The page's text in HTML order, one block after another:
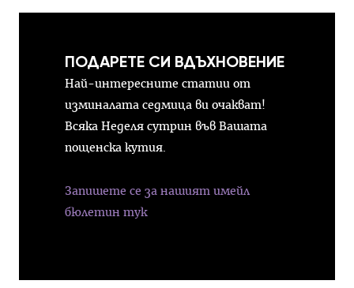
ПОДАРЕТЕ СИ ВДЪХНОВЕНИЕ
Най-интересните статии от
изминалата седмица ви очакват!
Всяка Неделя сутрин във Вашата
пощенска кутия.
Запишете се за нашият имейл
бюлетин тук